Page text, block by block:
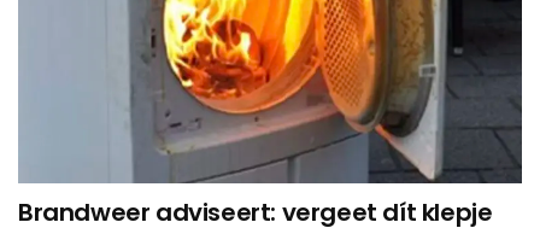
Brandweer adviseert: vergeet dít klepje